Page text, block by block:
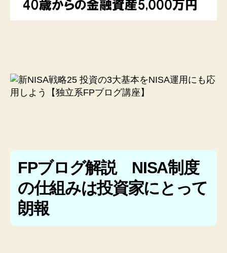
FPブログ解説 NISA制度
の仕組みは投資家にとって
朗報